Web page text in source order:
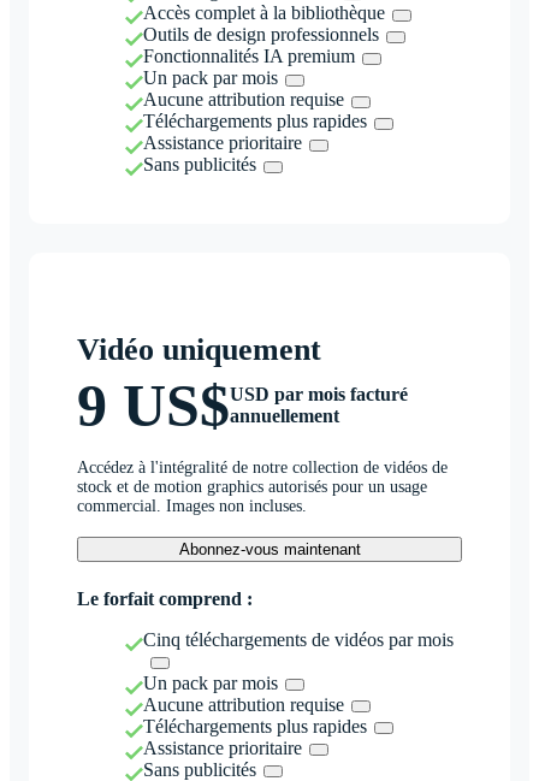
Accès complet à la bibliothèque
Outils de design professionnels
Fonctionnalités IA premium
Un pack par mois
Aucune attribution requise
Téléchargements plus rapides
Assistance prioritaire
Sans publicités
Vidéo uniquement
9 US$USD par mois facturé
annuellement
Accédez à l'intégralité de notre collection de vidéos de
stock et de motion graphics autorisés pour un usage
commercial. Images non incluses.
Abonnez-vous maintenant
Le forfait comprend :
Cinq téléchargements de vidéos par mois
Un pack par mois
Aucune attribution requise
Téléchargements plus rapides
Assistance prioritaire
Sans publicités